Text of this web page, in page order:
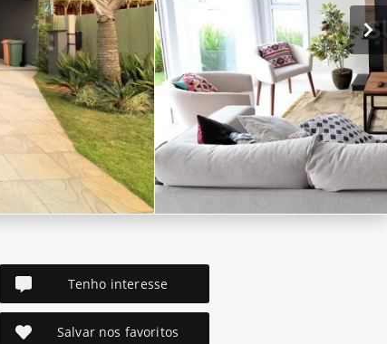
Tenho interesse
Salvar nos favoritos